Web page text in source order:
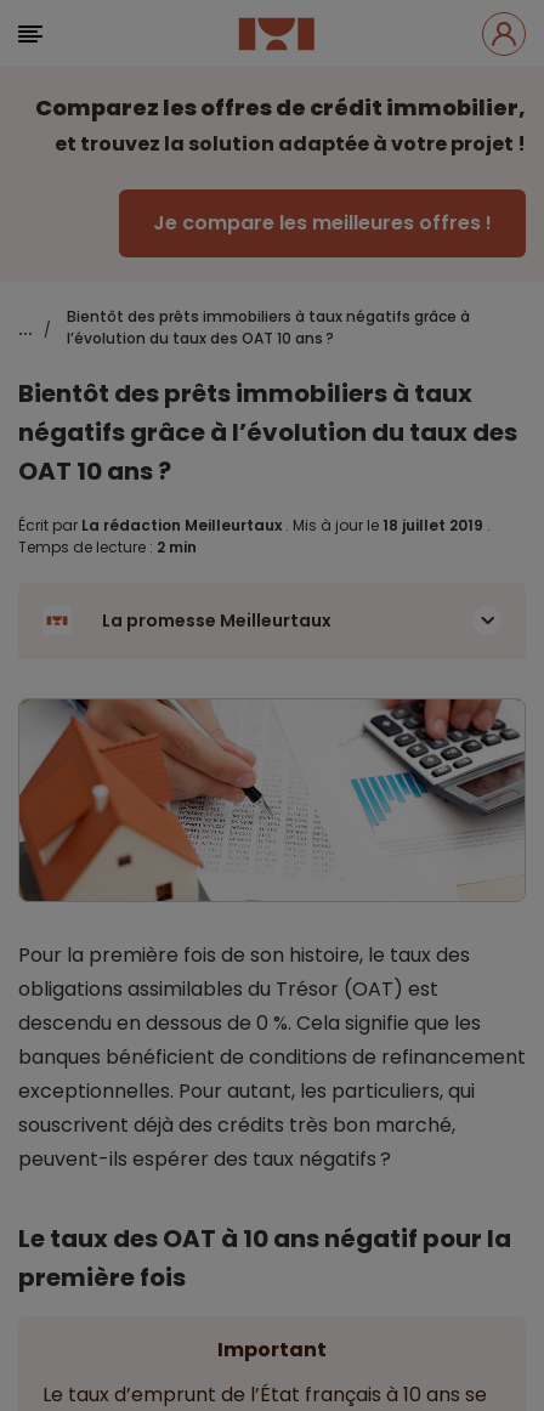
Comparez les offres de crédit immobilier,
et trouvez la solution adaptée à votre projet !
Je compare les meilleures offres !
... /
Bientôt des prêts immobiliers à taux négatifs grâce à
l’évolution du taux des OAT 10 ans ?
Bientôt des prêts immobiliers à taux
négatifs grâce à l’évolution du taux des
OAT 10 ans ?
Écrit par La rédaction Meilleurtaux . Mis à jour le 18 juillet 2019 .
Temps de lecture : 2 min
La promesse Meilleurtaux
Pour la première fois de son histoire, le taux des
obligations assimilables du Trésor (OAT) est
descendu en dessous de 0 %. Cela signifie que les
banques bénéficient de conditions de refinancement
exceptionnelles. Pour autant, les particuliers, qui
souscrivent déjà des crédits très bon marché,
peuvent-ils espérer des taux négatifs ?
Le taux des OAT à 10 ans négatif pour la
première fois
Important
Le taux d’emprunt de l’État français à 10 ans se